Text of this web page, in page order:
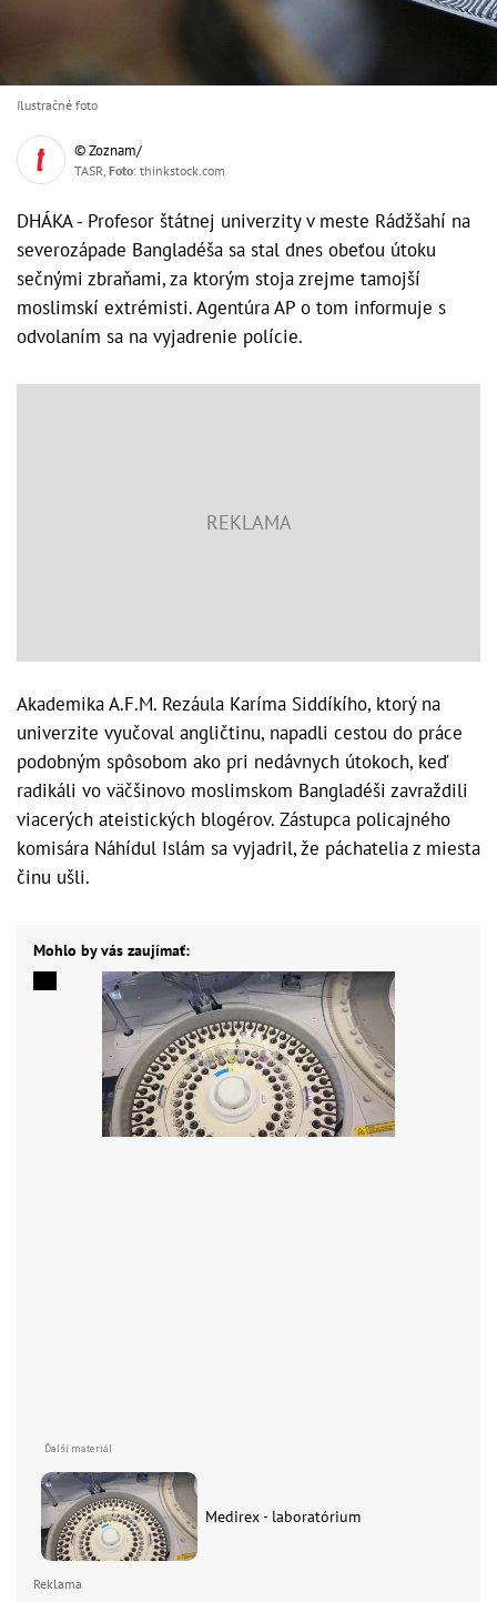
Ilustračné foto
© Zoznam/
TASR, Foto: thinkstock.com
DHÁKA - Profesor štátnej univerzity v meste Rádžšahí na
severozápade Bangladéša sa stal dnes obeťou útoku
sečnými zbraňami, za ktorým stoja zrejme tamojší
moslimskí extrémisti. Agentúra AP o tom informuje s
odvolaním sa na vyjadrenie polície.
Akademika A.F.M. Rezáula Karíma Siddíkího, ktorý na
univerzite vyučoval angličtinu, napadli cestou do práce
podobným spôsobom ako pri nedávnych útokoch, keď
radikáli vo väčšinovo moslimskom Bangladéši zavraždili
viacerých ateistických blogérov. Zástupca policajného
komisára Náhídul Islám sa vyjadril, že páchatelia z miesta
činu ušli.
Mohlo by vás zaujímať:
Medirex - laboratórium
Reklama